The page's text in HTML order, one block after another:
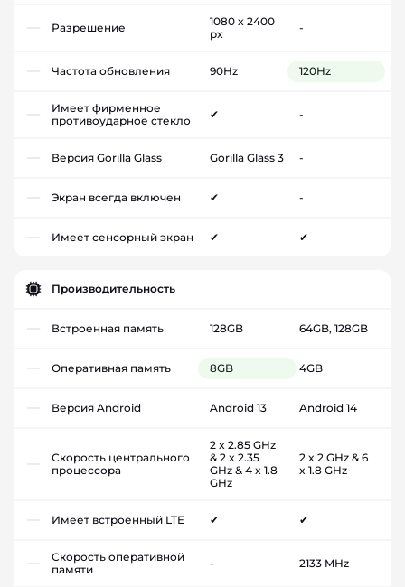
Разрешение
1080 x 2400
px
-
Частота обновления 90Hz 120Hz
Имеет фирменное
противоударное стекло
✔ -
Версия Gorilla Glass Gorilla Glass 3 -
Экран всегда включен ✔ -
Имеет сенсорный экран ✔ ✔
Производительность
Встроенная память 128GB 64GB, 128GB
Оперативная память 8GB 4GB
Версия Android Android 13 Android 14
Скорость центрального
процессора
2 x 2.85 GHz
& 2 x 2.35
GHz & 4 x 1.8
GHz
2 x 2 GHz & 6
x 1.8 GHz
Имеет встроенный LTE ✔ ✔
Скорость оперативной
памяти
- 2133 MHz